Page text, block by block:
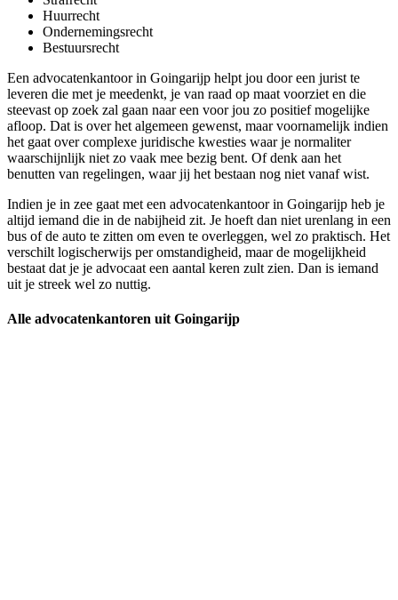
Huurrecht
Ondernemingsrecht
Bestuursrecht
Een advocatenkantoor in Goingarijp helpt jou door een jurist te
leveren die met je meedenkt, je van raad op maat voorziet en die
steevast op zoek zal gaan naar een voor jou zo positief mogelijke
afloop. Dat is over het algemeen gewenst, maar voornamelijk indien
het gaat over complexe juridische kwesties waar je normaliter
waarschijnlijk niet zo vaak mee bezig bent. Of denk aan het
benutten van regelingen, waar jij het bestaan nog niet vanaf wist.
Indien je in zee gaat met een advocatenkantoor in Goingarijp heb je
altijd iemand die in de nabijheid zit. Je hoeft dan niet urenlang in een
bus of de auto te zitten om even te overleggen, wel zo praktisch. Het
verschilt logischerwijs per omstandigheid, maar de mogelijkheid
bestaat dat je je advocaat een aantal keren zult zien. Dan is iemand
uit je streek wel zo nuttig.
Alle advocatenkantoren uit Goingarijp